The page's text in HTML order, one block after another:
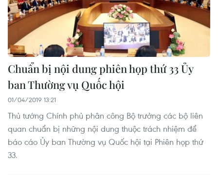
Chuẩn bị nội dung phiên họp thứ 33 Ủy
ban Thường vụ Quốc hội
01/04/2019 13:21
Thủ tướng Chính phủ phân công Bộ trưởng các bộ liên
quan chuẩn bị những nội dung thuộc trách nhiệm để
báo cáo Ủy ban Thường vụ Quốc hội tại Phiên họp thứ
33.